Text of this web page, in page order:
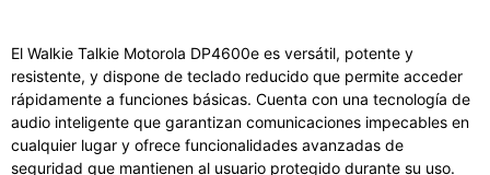
El Walkie Talkie Motorola DP4600e es versátil, potente y
resistente, y dispone de teclado reducido que permite acceder
rápidamente a funciones básicas. Cuenta con una tecnología de
audio inteligente que garantizan comunicaciones impecables en
cualquier lugar y ofrece funcionalidades avanzadas de
seguridad que mantienen al usuario protegido durante su uso.